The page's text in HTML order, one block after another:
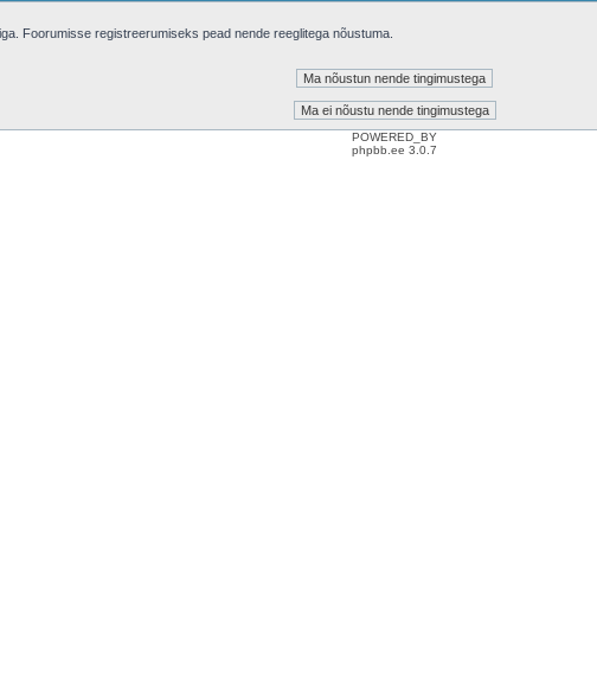
Foorumisse registreerumiseks pead nende reeglitega nõustuma.
POWERED_BY
phpbb.ee 3.0.7